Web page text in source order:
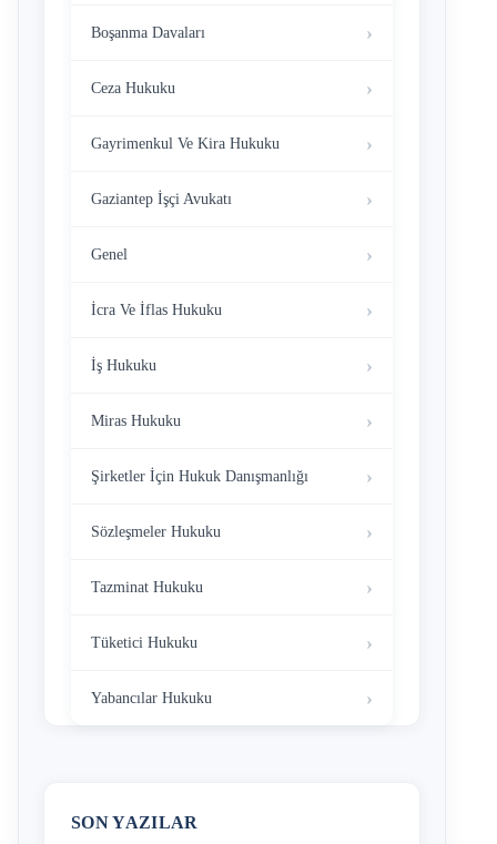
Boşanma Davaları
Ceza Hukuku
Gayrimenkul Ve Kira Hukuku
Gaziantep İşçi Avukatı
Genel
İcra Ve İflas Hukuku
İş Hukuku
Miras Hukuku
Şirketler İçin Hukuk Danışmanlığı
Sözleşmeler Hukuku
Tazminat Hukuku
Tüketici Hukuku
Yabancılar Hukuku
SON YAZILAR